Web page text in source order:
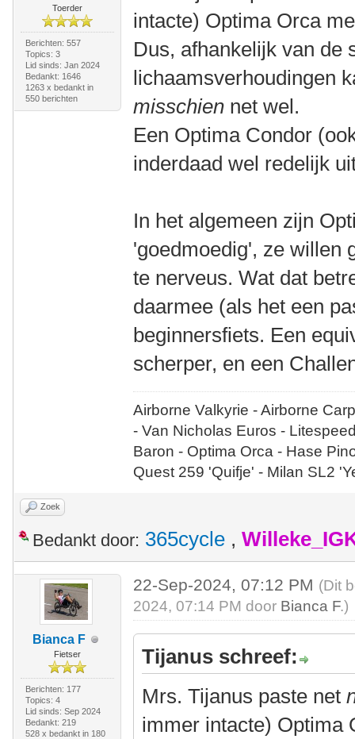
Toerder
Berichten: 557
Topics: 3
Lid sinds: Jan 2024
Bedankt: 1646
1263 x bedankt in
550 berichten
intacte) Optima Orca
Dus, afhankelijk van de
lichaamsverhoudingen
misschien net wel.
Een Optima Condor
inderdaad wel redelijk
In het algemeen zijn
'goedmoedig', ze willen
te nerveus. Wat dat
daarmee (als het een
beginnersfiets. Een
scherper, en een
Airborne Valkyrie - Airborne
- Van Nicholas Euros -
Baron - Optima Orca - Hase
Quest 259 'Quifje' - Milan SL2
Zoek
Bedankt door: 365cycle ,
Bianca F
Fietser
Berichten: 177
Topics: 4
Lid sinds: Sep 2024
Bedankt: 219
528 x bedankt in 180
22-Sep-2024, 07:12 PM (Dit
2024, 07:14 PM door Bianca F.)
Tijanus schreef:
Mrs. Tijanus paste net
immer intacte) Optima